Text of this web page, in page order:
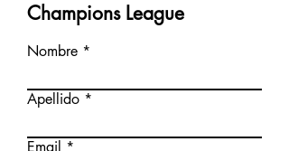
Champions League
Nombre
Apellido
Email